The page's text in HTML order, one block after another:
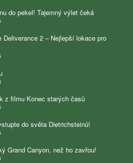
do pekel! Tajemný výlet čeká
Deliverance 2 – Nejlepší lokace pro
z filmu Konec starých časů
do světa Dietrichsteinů!
Grand Canyon, než ho zavřou!